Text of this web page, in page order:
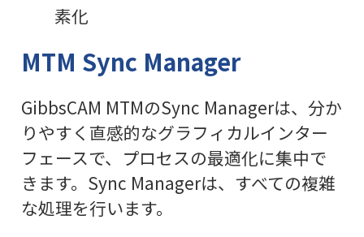
素化
MTM Sync Manager
GibbsCAM MTMのSync Managerは、分か
りやすく直感的なグラフィカルインター
フェースで、プロセスの最適化に集中で
きます。Sync Managerは、すべての複雑
な処理を行います。